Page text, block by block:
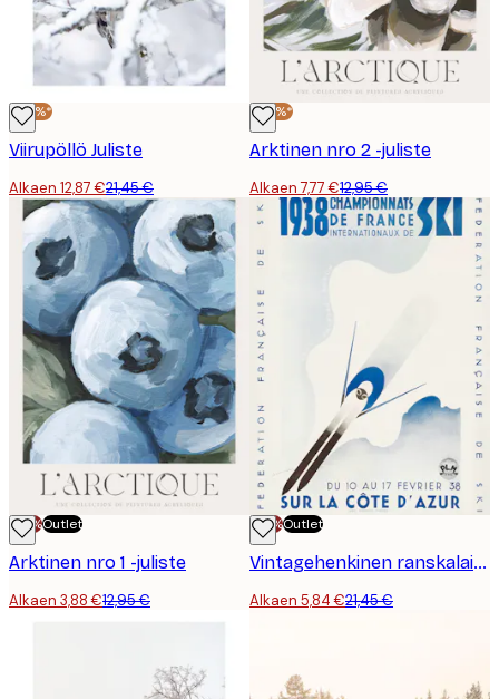
-40%*
Viirupöllö Juliste
Alkaen 12,87 €21,45 €
-40%*
Arktinen nro 2 -juliste
Alkaen 7,77 €12,95 €
-70%Outlet
Arktinen nro 1 -juliste
Alkaen 3,88 €12,95 €
-70%Outlet
Vintagehenkinen ranskalainen hiihtojuliste
Alkaen 5,84 €21,45 €